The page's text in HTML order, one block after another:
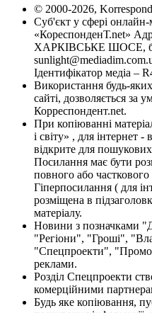
© 2000-2026,
Суб'єкт у сфері
«КореспонденТ.net»
ХАРКІВСЬКЕ ШОСЕ,
Ідентифікатор медіа –
Використання будь-
сайті, дозволяється за
Корреспондент.net.
При копіюванні
і світу» , для інтернет
відкрите для
Посилання має бути
повного або часткового
Гіперпосилання ( для
розміщена в
матеріалу.
Новини з позначками
"Регіони", "Гроші",
"Спецпроекти",
реклами.
Розділ Спецпроекти
комерційними
Будь яке копіювання,